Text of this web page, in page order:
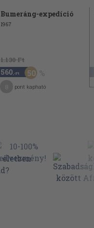
Bumeráng-expedíció
1967
1.130 Ft
560 ,-Ft 50
pont kapható